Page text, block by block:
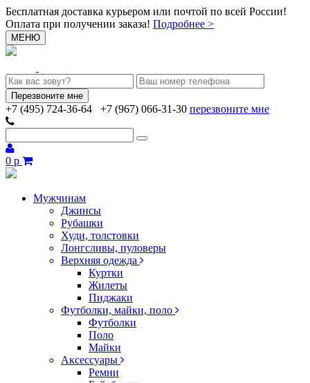
Бесплатная доставка курьером или почтой по всей России!
Оплата при получении заказа! Подробнее >
МЕНЮ
+7 (495) 724-36-64 +7 (967) 066-31-30 перезвоните мне
0 р
Мужчинам
Джинсы
Рубашки
Худи, толстовки
Лонгсливы, пуловеры
Верхняя одежда
Куртки
Жилеты
Пиджаки
Футболки, майки, поло
Футболки
Поло
Майки
Аксессуары
Ремни